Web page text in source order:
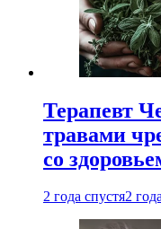
Терапевт
травами
со
2 года спустя2